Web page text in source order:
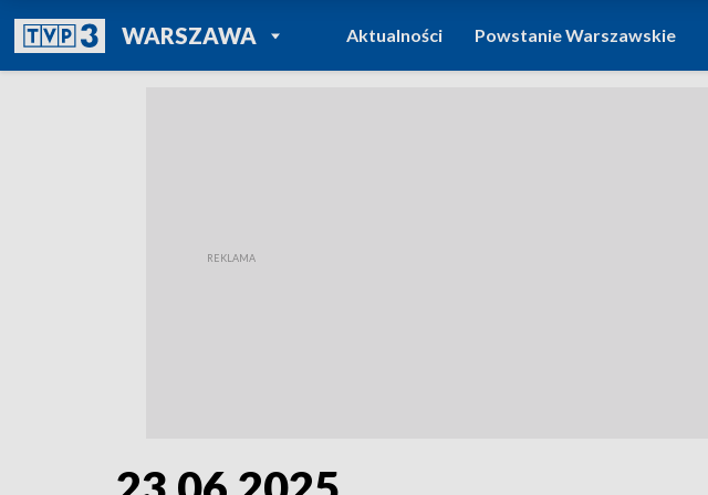
WARSZAWAPOWRÓT DO
TVP REGIONY
Aktualności Powstanie Warszawskie